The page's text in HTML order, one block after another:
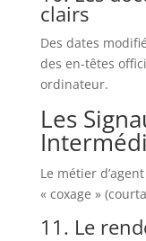
clairs
Des dates
des en-têtes
ordinateur.
Les
Le métier
« coxage »
11. Le